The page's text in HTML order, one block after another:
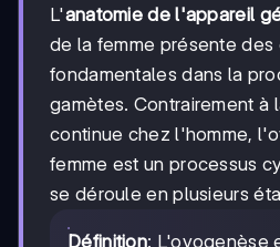
L'anatomie de l'appareil
de la femme présente des
fondamentales dans la
gamètes. Contrairement à
continue chez l'homme,
femme est un processus
se déroule en plusieurs
Définition: L'ovogenèse